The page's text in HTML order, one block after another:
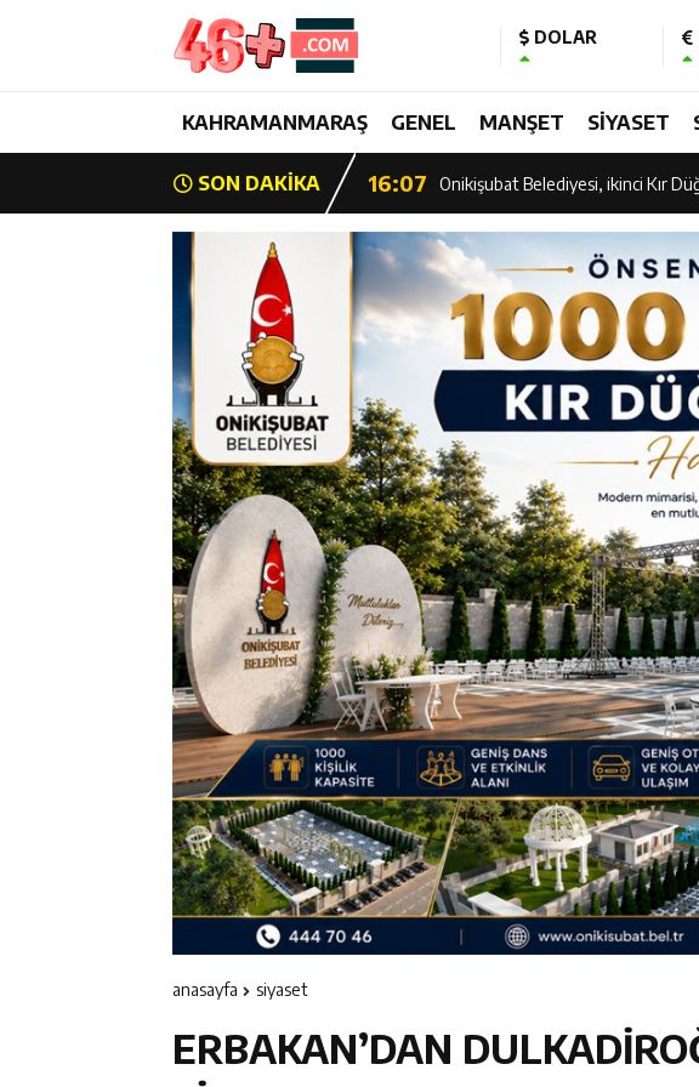
DOLAR
KAHRAMANMARAŞ GENEL MANŞET SİYASET
SON DAKİKA
Yedi Güzel Adam Kütüphanesi ve
16:19 Şehrin İlk Spor Vadisi Görkemli
16:07 Onikişubat Belediyesi, ikinci Kır
15:39 Şehrin İlk Spor Vadisi Görkemli
13:26 Şampiyon Onikişubat Belediye
Başkan Görgel: “Ramazan
17:01 Kurtuluş Destanının 106’ncı
16:55 Başkan Toptaş, Bakan Fatih
11:19 12 Şubat: Kurtuluşun ve HG
14:35 Asfalt Sırası Zübeyde Hanım
13:28 Yedi Güzel Adam Kütüphanesi ve
16:19 Şehrin İlk Spor Vadisi Görkemli
anasayfa si̇yaset
ERBAKAN’DAN